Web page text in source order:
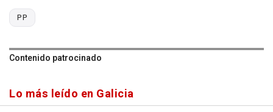
PP
Contenido patrocinado
Lo más leído en Galicia